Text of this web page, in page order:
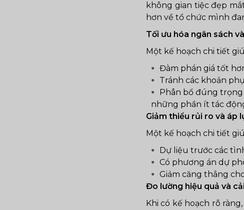
không gian tiệc đẹp
hơn về tổ chức mình
Tối ưu hóa ngân sách
Một kế hoạch chi tiết
Đàm phán giá tốt
Tránh các khoản
Phân bổ đúng
những phần ít tác
Giảm thiểu rủi ro và áp
Một kế hoạch chi tiết
Dự liệu trước các
Có phương án dự
Giảm căng thẳng
Đo lường hiệu quả và
Khi có kế hoạch rõ